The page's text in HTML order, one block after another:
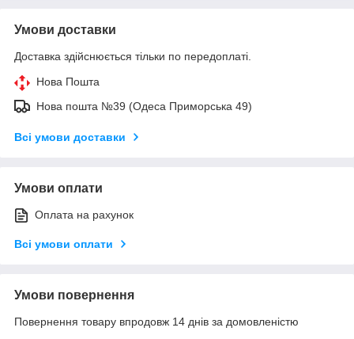
Умови доставки
Доставка здійснюється тільки по передоплаті.
Нова Пошта
Нова пошта №39 (Одеса Приморська 49)
Всі умови доставки
Умови оплати
Оплата на рахунок
Всі умови оплати
Умови повернення
Повернення товару впродовж 14 днів за домовленістю